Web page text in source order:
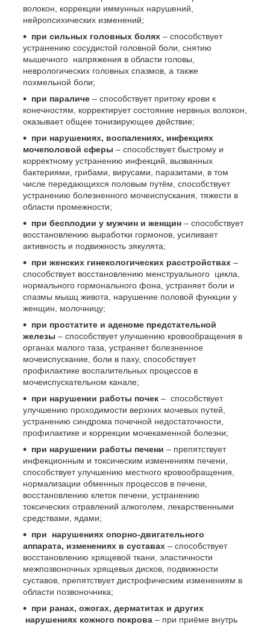
волокон, коррекции иммунных нарушений,
нейропсихических изменений;
при сильных головных болях – способствует
устранению сосудистой головной боли, снятию
мышечного напряжения в области головы,
неврологических головных спазмов, а также
похмельной боли;
при параличе – способствует притоку крови к
конечностям, корректирует состояние нервных волокон,
оказывает общее тонизирующее действие;
при нарушениях, воспалениях, инфекциях
мочеполовой сферы – способствует быстрому и
корректному устранению инфекций, вызванных
бактериями, грибами, вирусами, паразитами, в том
числе передающихся половым путём, способствует
устранению болезненного мочеиспускания, тяжести в
области промежности;
при бесплодии у мужчин и женщин – способствует
восстановлению выработки гормонов, усиливает
активность и подвижность эякулята;
при женских гинекологических расстройствах –
способствует восстановлению менструального цикла,
нормального гормонального фона, устраняет боли и
спазмы мышц живота, нарушение половой функции у
женщин, молочницу;
при простатите и аденоме предстательной
железы – способствует улучшению кровообращения в
органах малого таза, устраняет болезненное
мочеиспускание, боли в паху, способствует
профилактике воспалительных процессов в
мочеиспускательном канале;
при нарушении работы почек – способствует
улучшению проходимости верхних мочевых путей,
устранению синдрома почечной недостаточности,
профилактике и коррекции мочекаменной болезни;
при нарушении работы печени – препятствует
инфекционным и токсическим изменениям печени,
способствует улучшению местного кровообращения,
нормализации обменных процессов в печени,
восстановлению клеток печени, устранению
токсических отравлений алкоголем, лекарственными
средствами, ядами;
при нарушениях опорно-двигательного
аппарата, изменениях в суставах – способствует
восстановлению хрящевой ткани, эластичности
межпозвоночных хрящевых дисков, подвижности
суставов, препятствует дистрофическим изменениям в
области позвоночника;
при ранах, ожогах, дерматитах и других
нарушениях кожного покрова – при приёме внутрь